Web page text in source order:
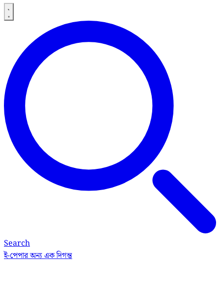
Search
ই-পেপারঅন্য এক দিগন্ত